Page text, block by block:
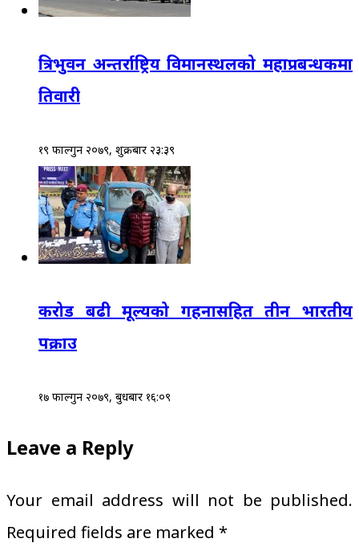
त्रिभुवन अन्तर्राष्ट्रिय विमानस्थलको महाप्रबन्धकमा
तिवारी
१९ फाल्गुन २०७९, शुक्रबार २३:३९
करोड बढी मूल्यको गहनासहित तीन भारतीय
पक्राउ
१७ फाल्गुन २०७९, बुधबार १६:०९
Leave a Reply
Your email address will not be published.
Required fields are marked *